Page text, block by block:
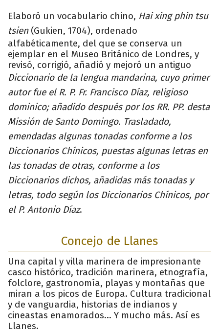
Elaboró un vocabulario chino, Hai xing phin tsu
tsien(Gukien, 1704), ordenado
alfabéticamente, del que se conserva un
ejemplar en el Museo Británico de Londres, y
revisó, corrigió, añadió y mejoró un antiguo
Diccionario de la lengua mandarina, cuyo primer
autor fue el R. P. Fr. Francisco Díaz, religioso
dominico; añadido después por los RR. PP. desta
Missión de Santo Domingo. Trasladado,
emendadas algunas tonadas conforme a los
Diccionarios Chínicos, puestas algunas letras en
las tonadas de otras, conforme a los
Diccionarios dichos, añadidas más tonadas y
letras, todo según los Diccionarios Chínicos, por
el P. Antonio Díaz.
Concejo de Llanes
Una capital y villa marinera de impresionante
casco histórico, tradición marinera, etnografía,
folclore, gastronomía, playas y montañas que
miran a los picos de Europa. Cultura tradicional
y de vanguardia, historias de indianos y
cineastas enamorados... Y mucho más. Así es
Llanes.